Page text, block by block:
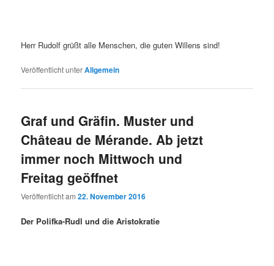
Herr Rudolf grüßt alle Menschen, die guten Willens sind!
Veröffentlicht unterAllgemein
Graf und Gräfin. Muster und
Château de Mérande. Ab jetzt
immer noch Mittwoch und
Freitag geöffnet
Veröffentlicht am22. November 2016
Der Polifka-Rudl und die Aristokratie